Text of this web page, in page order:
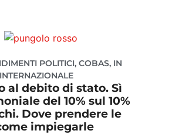
POLITICI, COBAS, IN
INTERNAZIONALE
al debito di stato. Sì
del 10% sul 10%
Dove prendere le
impiegarle